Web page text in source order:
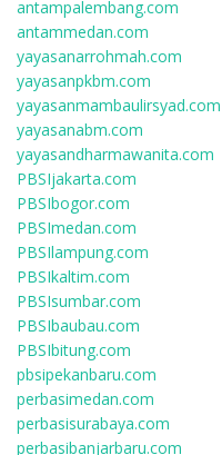
antampalembang.com
antammedan.com
yayasanarrohmah.com
yayasanpkbm.com
yayasanmambaulirsyad.com
yayasanabm.com
yayasandharmawanita.com
PBSIjakarta.com
PBSIbogor.com
PBSImedan.com
PBSIlampung.com
PBSIkaltim.com
PBSIsumbar.com
PBSIbaubau.com
PBSIbitung.com
pbsipekanbaru.com
perbasimedan.com
perbasisurabaya.com
perbasibanjarbaru.com